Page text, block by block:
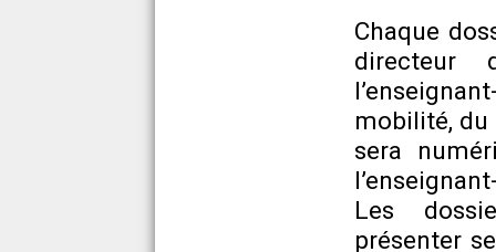
Chaque
directeur
mobilité, du
sera
Les
présenter